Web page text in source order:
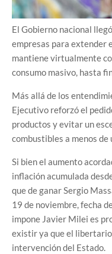
El Gobierno nacional
empresas para extender
mantiene virtualmente
consumo masivo, hasta
Más allá de los
Ejecutivo reforzó el
productos y evitar un
combustibles a menos de
Si bien el aumento
inflación acumulada
que de ganar Sergio
19 de noviembre, fecha
impone Javier Milei es
existir ya que el
intervención del Estado.